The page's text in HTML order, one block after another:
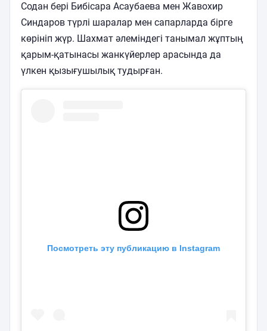
Содан бері Бибісара Асаубаева мен Жавохир
Синдаров түрлі шаралар мен сапарларда бірге
көрініп жүр. Шахмат әлеміндегі танымал жұптың
қарым-қатынасы жанкүйерлер арасында да
үлкен қызығушылық тудырған.
Посмотреть эту публикацию в Instagram